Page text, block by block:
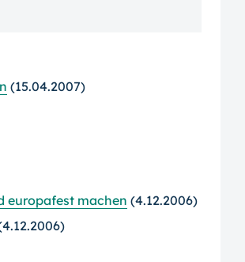
(15.04.2007)
europafest machen (4.12.2006)